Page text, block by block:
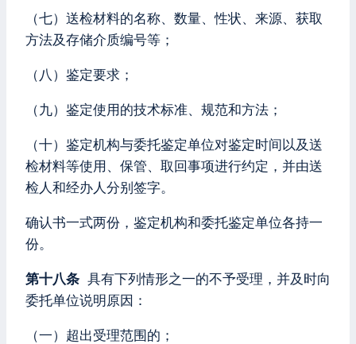
（七）送检材料的名称、数量、性状、来源、获取
方法及存储介质编号等；
（八）鉴定要求；
（九）鉴定使用的技术标准、规范和方法；
（十）鉴定机构与委托鉴定单位对鉴定时间以及送
检材料等使用、保管、取回事项进行约定，并由送
检人和经办人分别签字。
确认书一式两份，鉴定机构和委托鉴定单位各持一
份。
第十八条 具有下列情形之一的不予受理，并及时向
委托单位说明原因：
（一）超出受理范围的；